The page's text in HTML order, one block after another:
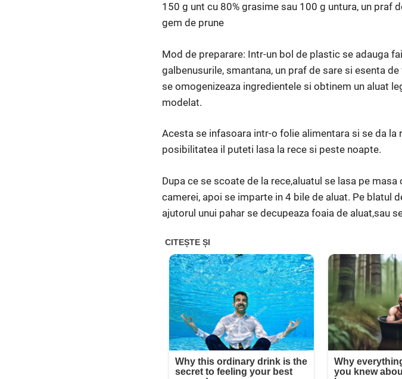
150 g unt cu 80% grasime sau 100 g untura, un praf
gem de prune
Mod de preparare: Intr-un bol de plastic se adauga
galbenusurile, smantana, un praf de sare si esenta
se omogenizeaza ingredientele si obtinem un aluat
modelat.
Acesta se infasoara intr-o folie alimentara si se da
posibilitatea il puteti lasa la rece si peste noapte.
Dupa ce se scoate de la rece,aluatul se lasa pe
camerei, apoi se imparte in 4 bile de aluat. Pe blatul
ajutorul unui pahar se decupeaza foaia de aluat,sau